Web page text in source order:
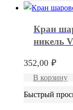
Кран
никель
352,00 ₽
В корзину
Быстрый